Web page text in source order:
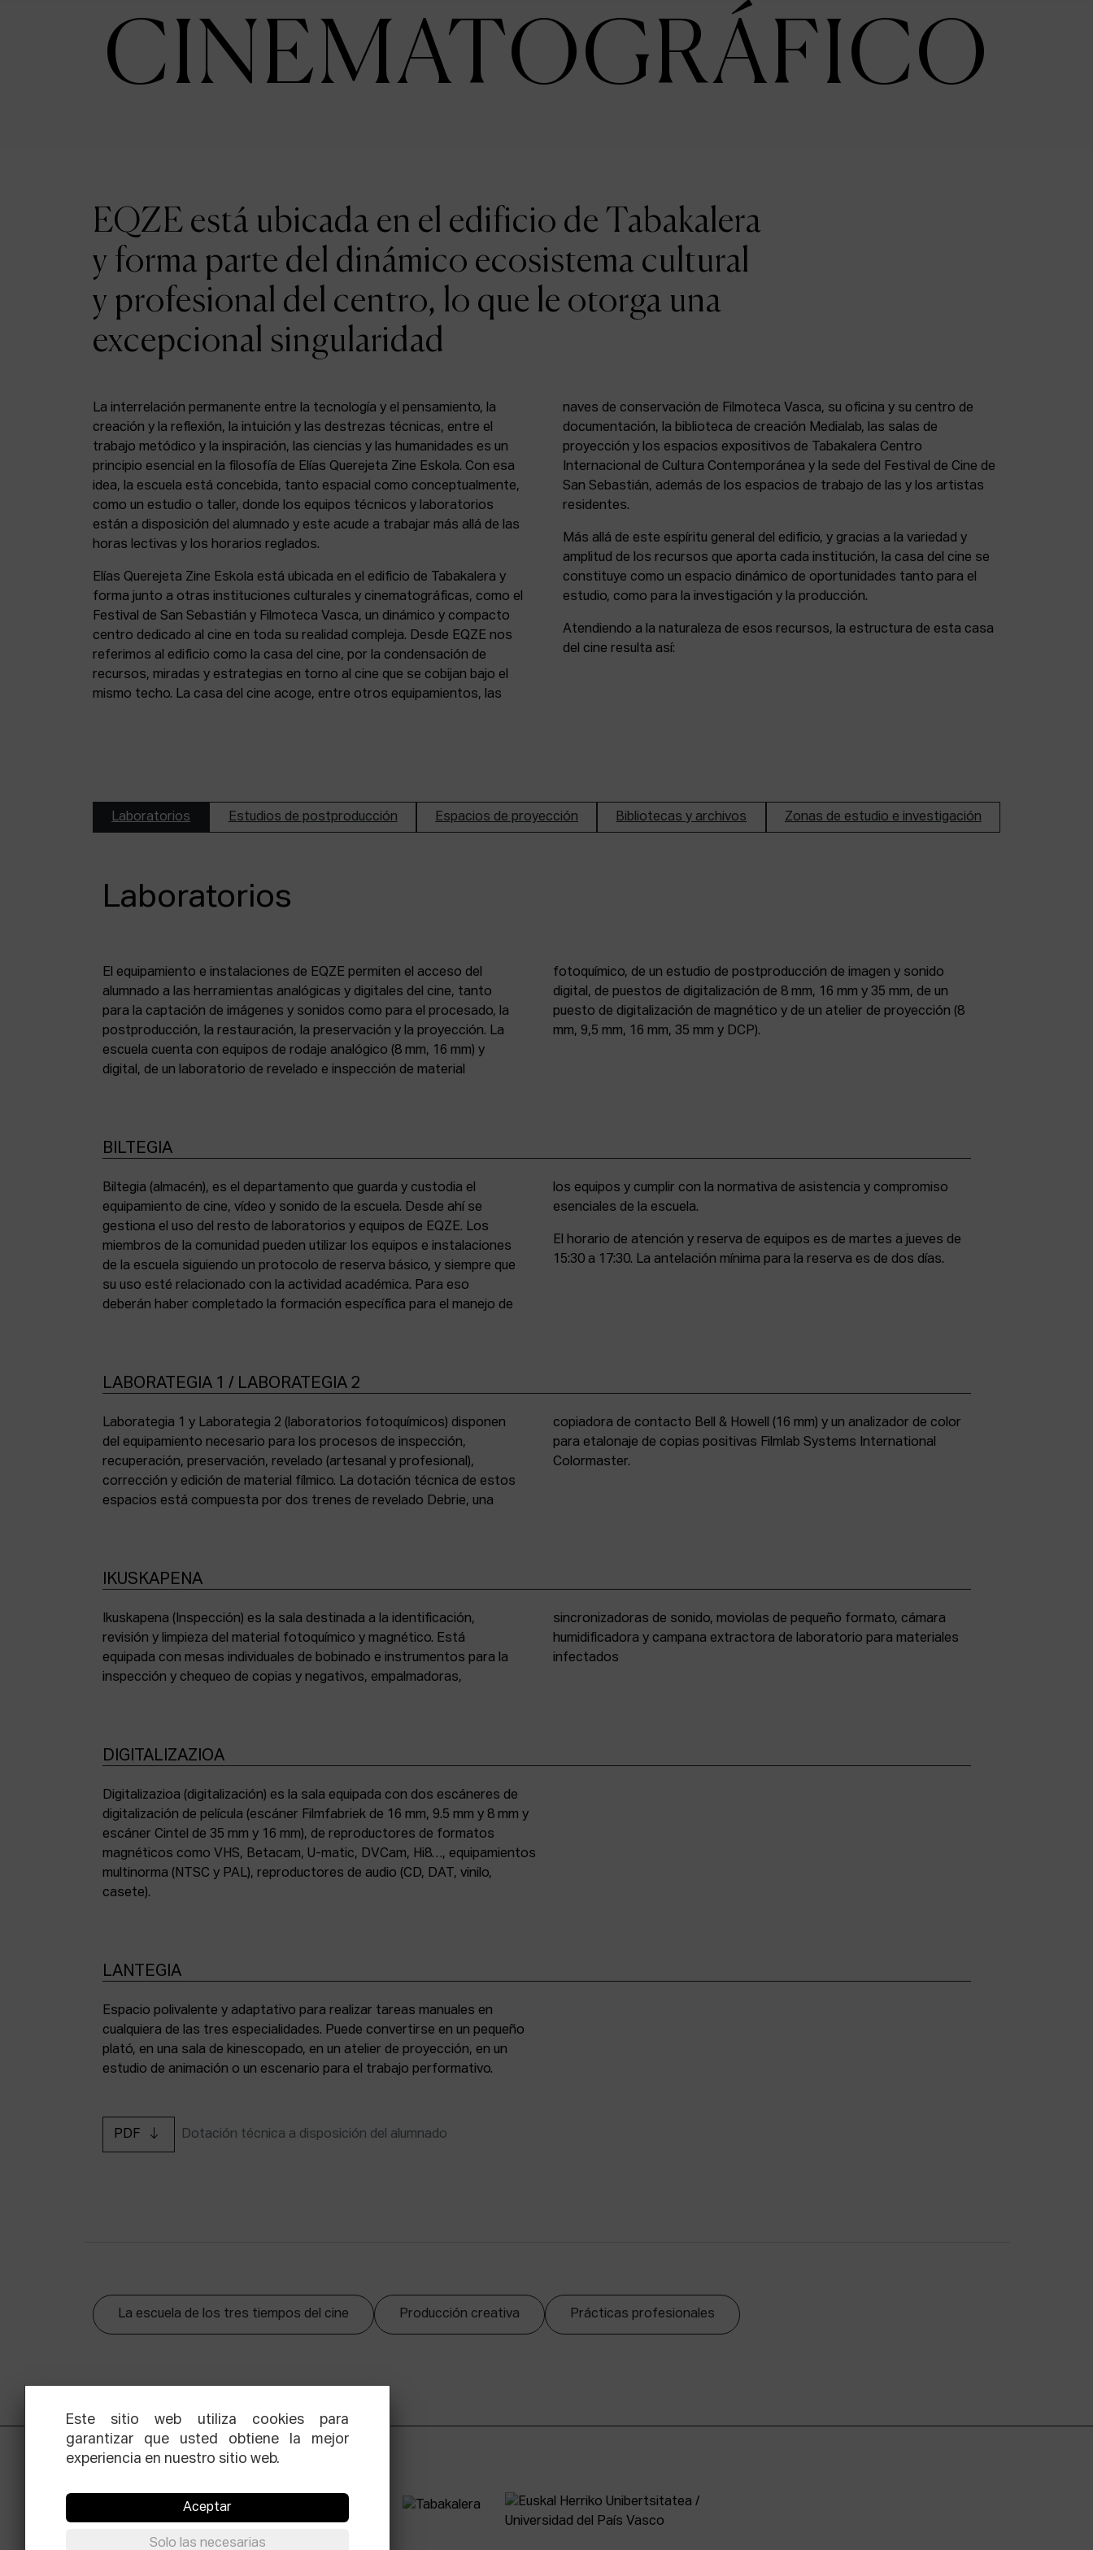
CINEMATOGRÁFICO
EQZE está ubicada en el edificio de Tabakalera
y forma parte del dinámico ecosistema cultural
y profesional del centro, lo que le otorga una
excepcional singularidad
La interrelación permanente entre la tecnología y el pensamiento, la
creación y la reflexión, la intuición y las destrezas técnicas, entre el
trabajo metódico y la inspiración, las ciencias y las humanidades es un
principio esencial en la filosofía de Elías Querejeta Zine Eskola. Con esa
idea, la escuela está concebida, tanto espacial como conceptualmente,
como un estudio o taller, donde los equipos técnicos y laboratorios
están a disposición del alumnado y este acude a trabajar más allá de las
horas lectivas y los horarios reglados.
Elías Querejeta Zine Eskola está ubicada en el edificio de Tabakalera y
forma junto a otras instituciones culturales y cinematográficas, como el
Festival de San Sebastián y Filmoteca Vasca, un dinámico y compacto
centro dedicado al cine en toda su realidad compleja. Desde EQZE nos
referimos al edificio como la casa del cine, por la condensación de
recursos, miradas y estrategias en torno al cine que se cobijan bajo el
mismo techo. La casa del cine acoge, entre otros equipamientos, las
naves de conservación de Filmoteca Vasca, su oficina y su centro de
documentación, la biblioteca de creación Medialab, las salas de
proyección y los espacios expositivos de Tabakalera Centro
Internacional de Cultura Contemporánea y la sede del Festival de Cine de
San Sebastián, además de los espacios de trabajo de las y los artistas
residentes.
Más allá de este espíritu general del edificio, y gracias a la variedad y
amplitud de los recursos que aporta cada institución, la casa del cine se
constituye como un espacio dinámico de oportunidades tanto para el
estudio, como para la investigación y la producción.
Atendiendo a la naturaleza de esos recursos, la estructura de esta casa
del cine resulta así:
Laboratorios Estudios de postproducción Espacios de proyección Bibliotecas y archivos Zonas de estudio e investigación
Laboratorios
El equipamiento e instalaciones de EQZE permiten el acceso del
alumnado a las herramientas analógicas y digitales del cine, tanto
para la captación de imágenes y sonidos como para el procesado, la
postproducción, la restauración, la preservación y la proyección. La
escuela cuenta con equipos de rodaje analógico (8 mm, 16 mm) y
digital, de un laboratorio de revelado e inspección de material
fotoquímico, de un estudio de postproducción de imagen y sonido
digital, de puestos de digitalización de 8 mm, 16 mm y 35 mm, de un
puesto de digitalización de magnético y de un atelier de proyección (8
mm, 9,5 mm, 16 mm, 35 mm y DCP).
BILTEGIA
Biltegia (almacén), es el departamento que guarda y custodia el
equipamiento de cine, vídeo y sonido de la escuela. Desde ahí se
gestiona el uso del resto de laboratorios y equipos de EQZE. Los
miembros de la comunidad pueden utilizar los equipos e instalaciones
de la escuela siguiendo un protocolo de reserva básico, y siempre que
su uso esté relacionado con la actividad académica. Para eso
deberán haber completado la formación específica para el manejo de
los equipos y cumplir con la normativa de asistencia y compromiso
esenciales de la escuela.
El horario de atención y reserva de equipos es de martes a jueves de
15:30 a 17:30. La antelación mínima para la reserva es de dos días.
LABORATEGIA 1 / LABORATEGIA 2
Laborategia 1 y Laborategia 2 (laboratorios fotoquímicos) disponen
del equipamiento necesario para los procesos de inspección,
recuperación, preservación, revelado (artesanal y profesional),
corrección y edición de material fílmico. La dotación técnica de estos
espacios está compuesta por dos trenes de revelado Debrie, una
copiadora de contacto Bell & Howell (16 mm) y un analizador de color
para etalonaje de copias positivas Filmlab Systems International
Colormaster.
IKUSKAPENA
Ikuskapena (Inspección) es la sala destinada a la identificación,
revisión y limpieza del material fotoquímico y magnético. Está
equipada con mesas individuales de bobinado e instrumentos para la
inspección y chequeo de copias y negativos, empalmadoras,
sincronizadoras de sonido, moviolas de pequeño formato, cámara
humidificadora y campana extractora de laboratorio para materiales
infectados
DIGITALIZAZIOA
Digitalizazioa (digitalización) es la sala equipada con dos escáneres de
digitalización de película (escáner Filmfabriek de 16 mm, 9.5 mm y 8 mm y
escáner Cintel de 35 mm y 16 mm), de reproductores de formatos
magnéticos como VHS, Betacam, U-matic, DVCam, Hi8…, equipamientos
multinorma (NTSC y PAL), reproductores de audio (CD, DAT, vinilo,
casete).
LANTEGIA
Espacio polivalente y adaptativo para realizar tareas manuales en
cualquiera de las tres especialidades. Puede convertirse en un pequeño
plató, en una sala de kinescopado, en un atelier de proyección, en un
estudio de animación o un escenario para el trabajo performativo.
PDF Dotación técnica a disposición del alumnado
La escuela de los tres tiempos del cine Producción creativa Prácticas profesionales
Este sitio web utiliza cookies para
garantizar que usted obtiene la mejor
experiencia en nuestro sitio web.
Aceptar
Solo las necesarias